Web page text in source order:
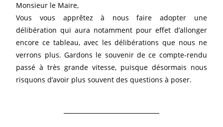
Monsieur le Maire,
Vous vous apprêtez à nous faire adopter une
délibération qui aura notamment pour effet d’allonger
encore ce tableau, avec les délibérations que nous ne
verrons plus. Gardons le souvenir de ce compte-rendu
passé à très grande vitesse, puisque désormais nous
risquons d’avoir plus souvent desquestions à poser.